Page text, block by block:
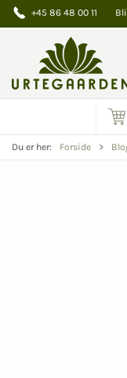
+45 86 48 00 11
Du er her: Forside